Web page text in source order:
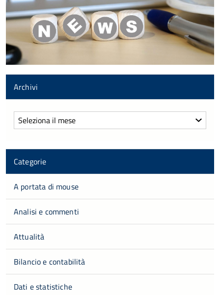
Archivi
Archivi
Categorie
A portata di mouse
Analisi e commenti
Attualità
Bilancio e contabilità
Dati e statistiche